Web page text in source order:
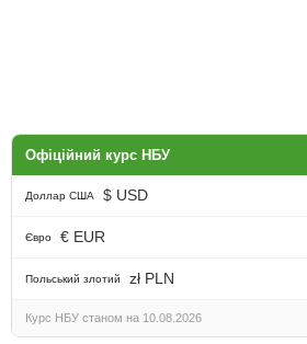
Офіційний курс НБУ
Доллар США $ USD
Євро € EUR
Польський злотий zł PLN
Курс НБУ станом на 10.08.2026